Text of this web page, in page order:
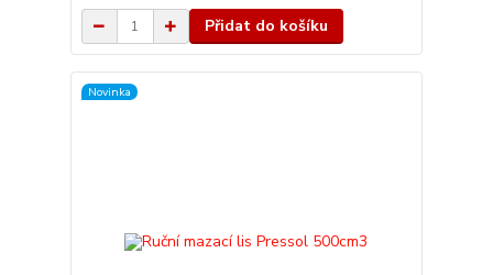
Přidat do košíku
Novinka